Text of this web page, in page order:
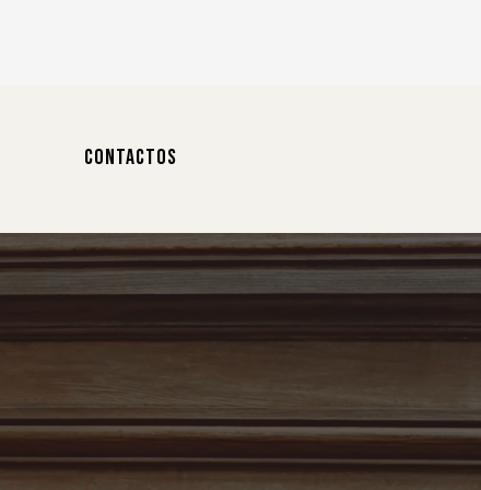
CONTACTOS